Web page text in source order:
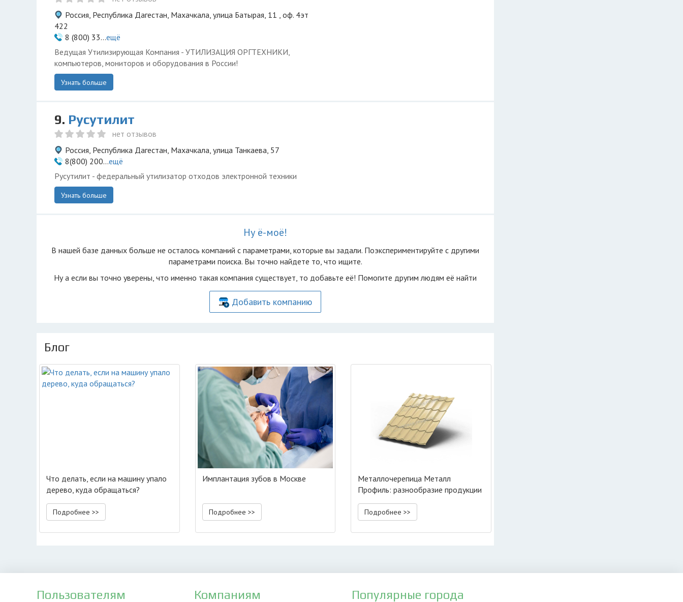
Россия, Республика Дагестан, Махачкала, улица Батырая, 11 , оф. 4эт
422
8 (800) 33...ещё
Ведущая Утилизирующая Компания - УТИЛИЗАЦИЯ ОРГТЕХНИКИ,
компьютеров, мониторов и оборудования в России!
Узнать больше
9. Русутилит
нет отзывов
Россия, Республика Дагестан, Махачкала, улица Танкаева, 57
8(800) 200...ещё
Русутилит - федеральный утилизатор отходов электронной техники
Узнать больше
Ну ё-моё!
В нашей базе данных больше не осталоcь компаний с параметрами, которые вы задали. Поэкспериментируйте с другими
параметрами поиска. Вы точно найдете то, что ищите.
Ну а если вы точно уверены, что именно такая компания существует, то добавьте её! Помогите другим людям её найти
Добавить компанию
Блог
Что делать, если на машину упало
дерево, куда обращаться?
Подробнее >>
Имплантация зубов в Москве
Подробнее >>
Металлочерепица Металл
Профиль: разнообразие продукции
Подробнее >>
Пользователям Компаниям Популярные города